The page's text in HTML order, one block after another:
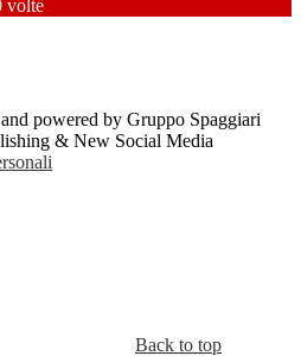
volte
powered by Gruppo Spaggiari
& New Social Media
Back to top